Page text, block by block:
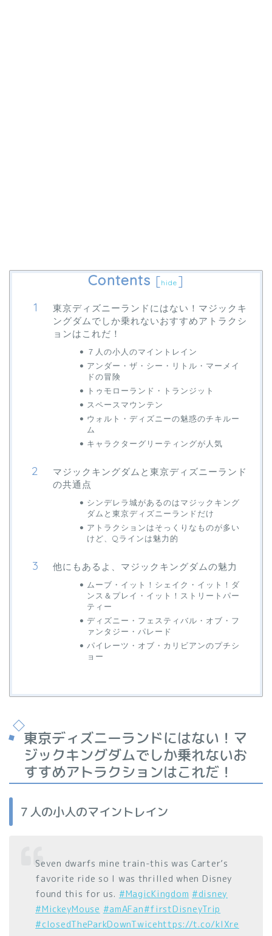
Contents [hide ]
東京ディズニーランドにはない！マジックキ
ングダムでしか乗れないおすすめアトラクシ
ョンはこれだ！
７人の小人のマイントレイン
アンダー・ザ・シー・リトル・マーメイ
ドの冒険
トゥモローランド・トランジット
スペースマウンテン
ウォルト・ディズニーの魅惑のチキルー
ム
キャラクターグリーティングが人気
マジックキングダムと東京ディズニーランド
の共通点
シンデレラ城があるのはマジックキング
ダムと東京ディズニーランドだけ
アトラクションはそっくりなものが多い
けど、Qラインは魅力的
他にもあるよ、マジックキングダムの魅力
ムーブ・イット！シェイク・イット！ダ
ンス＆プレイ・イット！ストリートパー
ティー
ディズニー・フェスティバル・オブ・フ
ァンタジー・パレード
パイレーツ・オブ・カリビアンのプチシ
ョー
東京ディズニーランドにはない！マ
ジックキングダムでしか乗れないお
すすめアトラクションはこれだ！
７人の小人のマイントレイン
Seven dwarfs mine train-this was Carter’s
favorite ride so I was thrilled when Disney
found this for us. #MagicKingdom #disney
#MickeyMouse #amAFan#firstDisneyTrip
#closedTheParkDownTwicehttps://t.co/kIXre